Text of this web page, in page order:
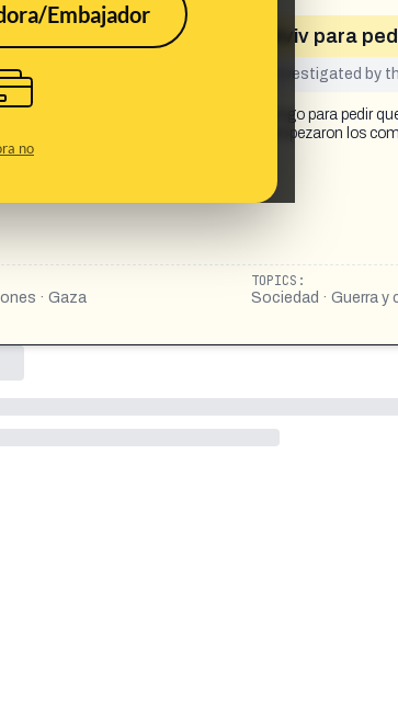
Embajador
no
se manifestaron en Tel Aviv para
This content has not yet been investigated by
personas se juntaron en Tel Aviv el domingo para pedir
más grandes en Israel desde que empezaron los
DNfnAz4oKFU/
· Gaza
TOPICS:
Sociedad · Guerra